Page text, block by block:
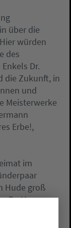
über die
würden
des
Dr.
die Zukunft, in
und
Meisterwerke
Erbe!,
im
Hude groß
Dr. Harro
Claßen